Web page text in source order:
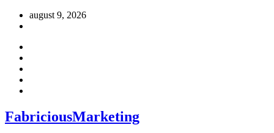
Videreaugust 9, 2026
FabriciousMarketing